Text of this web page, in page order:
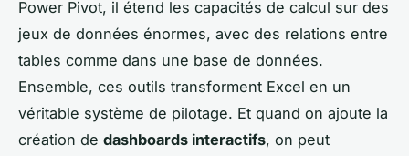
Power Pivot, il étend les capacités de calcul sur des
jeux de données énormes, avec des relations entre
tables comme dans une base de données.
Ensemble, ces outils transforment Excel en un
véritable système de pilotage. Et quand on ajoute la
création de dashboards interactifs, on peut